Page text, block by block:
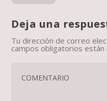
Deja una
Tu dirección de correo
campos obligatorios